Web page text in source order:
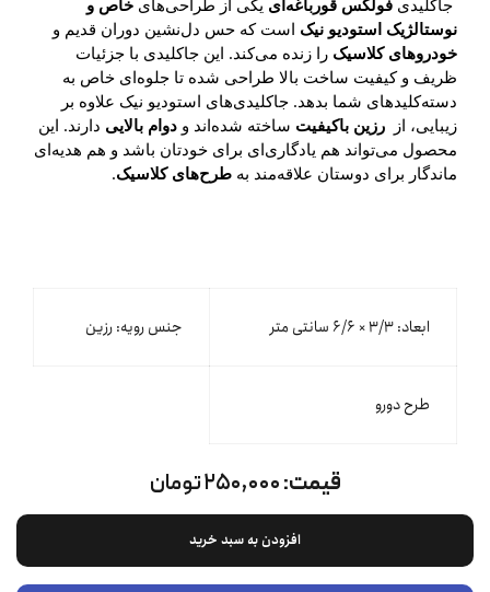
نوستالژیک استودیو نیک است که حس دل‌نشین دوران قدیم و
خودروهای کلاسیک را زنده می‌کند. این جاکلیدی با جزئیات
ظریف و کیفیت ساخت بالا طراحی شده تا جلوه‌ای خاص به
دسته‌کلیدهای شما بدهد. جاکلیدی‌های استودیو نیک علاوه بر
زیبایی، از رزین باکیفیت ساخته شده‌اند و دوام بالایی دارند. این
محصول می‌تواند هم یادگاری‌ای برای خودتان باشد و هم هدیه‌ای
ماندگار برای دوستان علاقه‌مند به طرح‌های کلاسیک.
ابعاد: ۳/۳ × ۶/۶ سانتی متر جنس رویه: رزین
طرح دورو
قیمت:۲۵۰,۰۰۰ تومان
افزودن به سبد خرید